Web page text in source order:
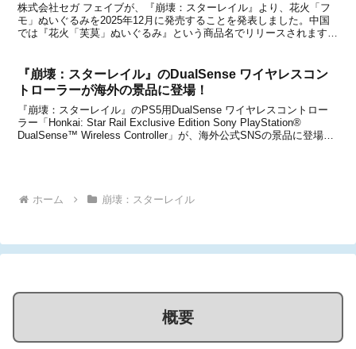
株式会社セガ フェイブが、『崩壊：スターレイル』より、花火「フ
モ」ぬいぐるみを2025年12月に発売することを発表しました。中国
では『花火「芙莫」ぬいぐるみ』という商品名でリリースされます
『崩壊：スターレイル』のDualSense ワイヤレスコン
トローラーが海外の景品に登場！
『崩壊：スターレイル』のPS5用DualSense ワイヤレスコントロー
ラー「Honkai: Star Rail Exclusive Edition Sony PlayStation®
DualSense™ Wireless Controller」が、海外公式SNSの景品に登場し
ホーム 崩壊：スターレイル
概要